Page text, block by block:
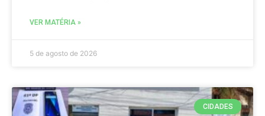
VER MATÉRIA »
5 de agosto de 2026
CIDADES